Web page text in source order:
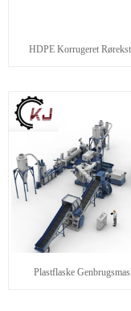
HDPE Korrugeret
Plastflaske